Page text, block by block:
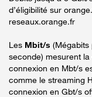
d’éligibilité sur
reseaux.orange.fr
Les Mbit/s (Mégabits
seconde) mesurent
connexion en Mbt/s
comme le streaming
connexion en Gbt/s